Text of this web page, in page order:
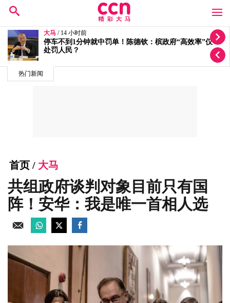
热门新闻
大马 / 15 小时前
按个人喜恶发放拨款有滥权之嫌 5蓝眼议员轰安华党政
不分
首页 / 大马
共组政府谈判对象目前只有国
阵！安华：我是唯一首相人选